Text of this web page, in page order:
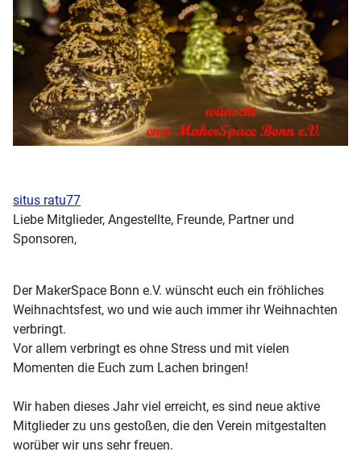
situs ratu77
Liebe Mitglieder, Angestellte, Freunde, Partner und
Sponsoren,
Der MakerSpace Bonn e.V. wünscht euch ein fröhliches
Weihnachtsfest, wo und wie auch immer ihr Weihnachten
verbringt.
Vor allem verbringt es ohne Stress und mit vielen
Momenten die Euch zum Lachen bringen!
Wir haben dieses Jahr viel erreicht, es sind neue aktive
Mitglieder zu uns gestoßen, die den Verein mitgestalten
worüber wir uns sehr freuen.